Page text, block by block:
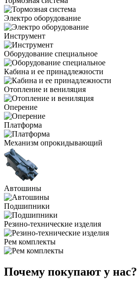
Электро оборудование
Инструмент
Оборудование специальное
Кабина и ее принадлежности
Отопление и вениляция
Оперение
Платформа
Механизм опрокидывающий
Автошины
Подшипники
Резино-технические изделия
Рем комплекты
Почему покупают у нас?